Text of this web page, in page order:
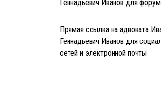
Геннадьевич Иванов для
Прямая ссылка на адвоката
Геннадьевич Иванов для
сетей и электронной почты